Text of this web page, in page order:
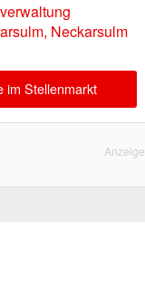
Neckarsulm
im Stellenmarkt
Anzeige